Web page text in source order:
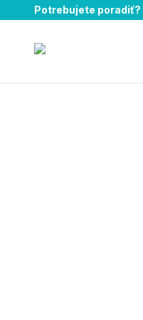
Potrebujete poradiť?